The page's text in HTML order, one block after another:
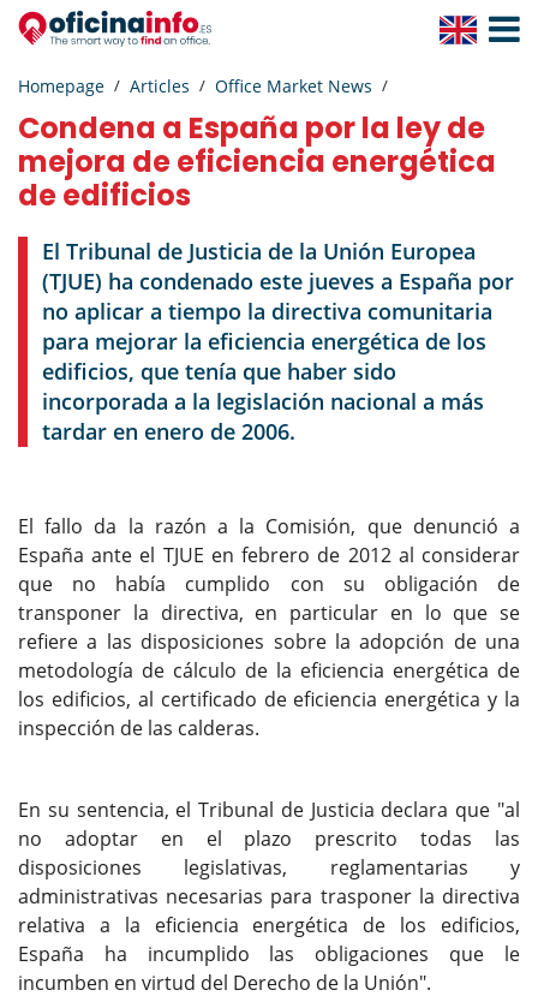
Toggle
Homepage Articles Office Market News
Condena a España por la ley de
mejora de eficiencia energética
de edificios
El Tribunal de Justicia de la Unión Europea
(TJUE) ha condenado este jueves a España por
no aplicar a tiempo la directiva comunitaria
para mejorar la eficiencia energética de los
edificios, que tenía que haber sido
incorporada a la legislación nacional a más
tardar en enero de 2006.
El fallo da la razón a la Comisión, que denunció a
España ante el TJUE en febrero de 2012 al considerar
que no había cumplido con su obligación de
transponer la directiva, en particular en lo que se
refiere a las disposiciones sobre la adopción de una
metodología de cálculo de la eficiencia energética de
los edificios, al certificado de eficiencia energética y la
inspección de las calderas.
En su sentencia, el Tribunal de Justicia declara que "al
no adoptar en el plazo prescrito todas las
disposiciones legislativas, reglamentarias y
administrativas necesarias para trasponer la directiva
relativa a la eficiencia energética de los edificios,
España ha incumplido las obligaciones que le
incumben en virtud del Derecho de la Unión".